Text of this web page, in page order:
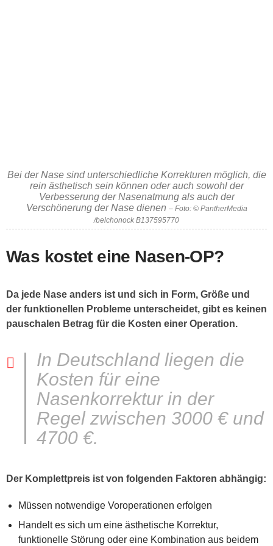
Bei der Nase sind unterschiedliche Korrekturen möglich, die
rein ästhetisch sein können oder auch sowohl der
Verbesserung der Nasenatmung als auch der
Verschönerung der Nase dienen – Foto: © PantherMedia
/belchonock B137595770
Was kostet eine Nasen-OP?
Da jede Nase anders ist und sich in Form, Größe und
der funktionellen Probleme unterscheidet, gibt es keinen
pauschalen Betrag für die Kosten einer Operation.
In Deutschland liegen die
Kosten für eine
Nasenkorrektur in der
Regel zwischen 3000 € und
4700 €.
Der Komplettpreis ist von folgenden Faktoren abhängig:
Müssen notwendige Voroperationen erfolgen
Handelt es sich um eine ästhetische Korrektur,
funktionelle Störung oder eine Kombination aus beidem